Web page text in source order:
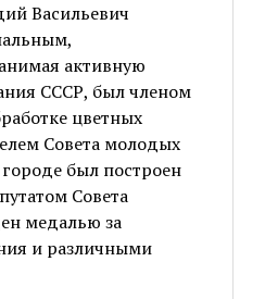
Васильевич
активную
СССР, был членом
цветных
Совета молодых
был построен
Совета
медалью за
и различными